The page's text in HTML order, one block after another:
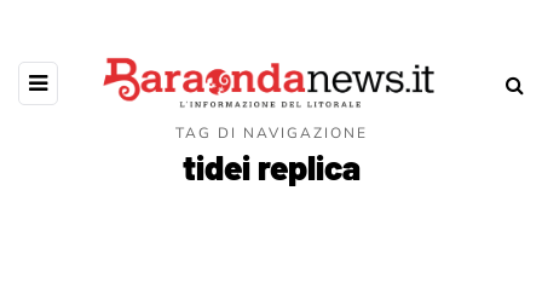
TAG DI NAVIGAZIONE
tidei replica